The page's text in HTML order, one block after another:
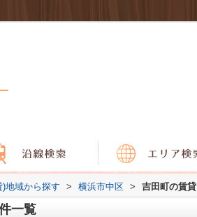
)地域から探す > 横浜市中区 > 吉田町の賃貸
一覧